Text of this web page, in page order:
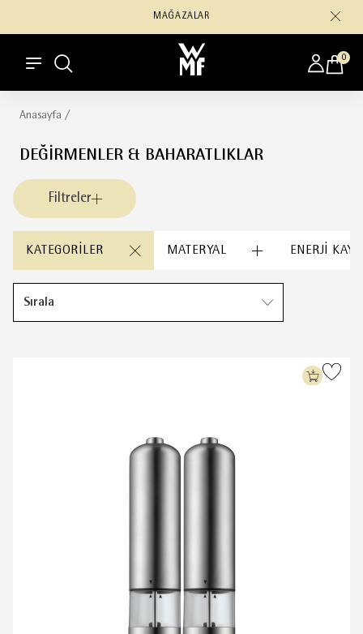
MAĞAZALAR
0
Anasayfa /
DEĞIRMENLER & BAHARATLIKLAR
Filtreler
KATEGORILER MATERYAL ENERJI
Sırala